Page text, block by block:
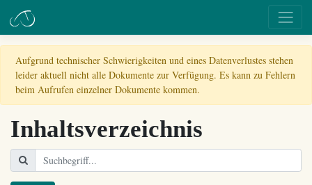
Aufgrund technischer Schwierigkeiten und eines Datenverlustes stehen
leider aktuell nicht alle Dokumente zur Verfügung. Es kann zu Fehlern
beim Aufrufen einzelner Dokumente kommen.
Inhaltsverzeichnis